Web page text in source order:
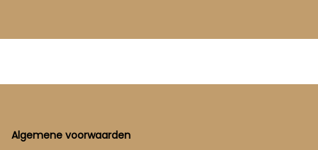
Footer
Algemene voorwaarden